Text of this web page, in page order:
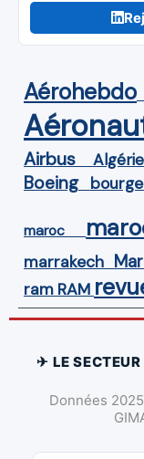
Aérohebdo
Airbus Algérie
Boeing
maroc
marrakech
ram RAM
✈ LE
Données